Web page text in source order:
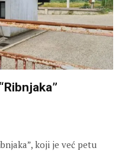
koji je već petu